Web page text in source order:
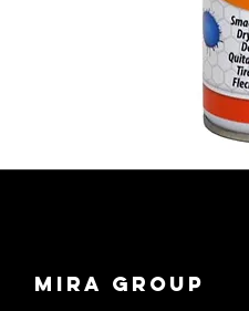
mira group